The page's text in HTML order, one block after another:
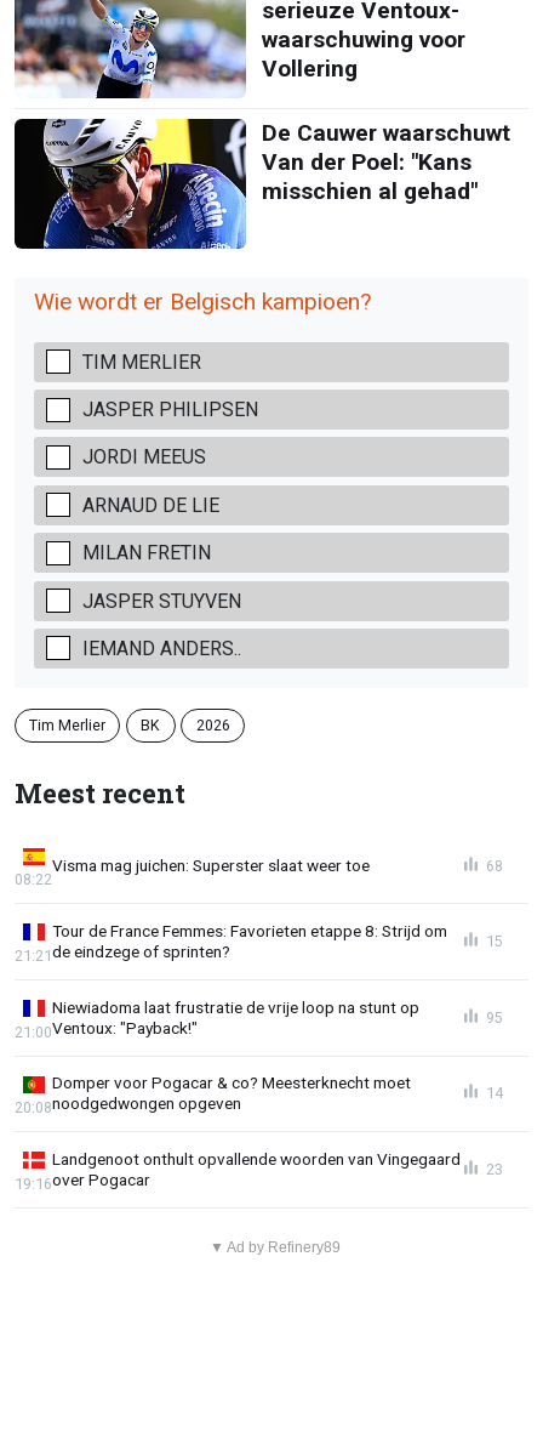
serieuze Ventoux-
waarschuwing voor
Vollering
De Cauwer waarschuwt
Van der Poel: "Kans
misschien al gehad"
Wie wordt er Belgisch kampioen?
TIM MERLIER
JASPER PHILIPSEN
JORDI MEEUS
ARNAUD DE LIE
MILAN FRETIN
JASPER STUYVEN
IEMAND ANDERS..
Tim Merlier BK 2026
Meest recent
Visma mag juichen: Superster slaat weer toe
08:22
68
Tour de France Femmes: Favorieten etappe 8: Strijd om
de eindzege of sprinten?
21:21
15
Niewiadoma laat frustratie de vrije loop na stunt op
Ventoux: "Payback!"
21:00
95
Domper voor Pogacar & co? Meesterknecht moet
noodgedwongen opgeven
20:08
14
Landgenoot onthult opvallende woorden van Vingegaard
over Pogacar
19:16
23
▼ Ad by Refinery89